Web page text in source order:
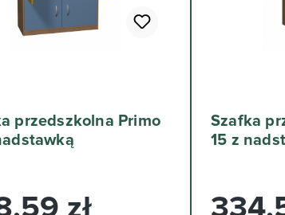
przedszkolna Primo
Szafka
15 z
Cena